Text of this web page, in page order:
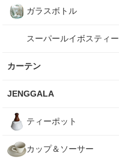
ガラスボトル
スーパールイボスティー
カーテン
JENGGALA
ティーポット
カップ＆ソーサー